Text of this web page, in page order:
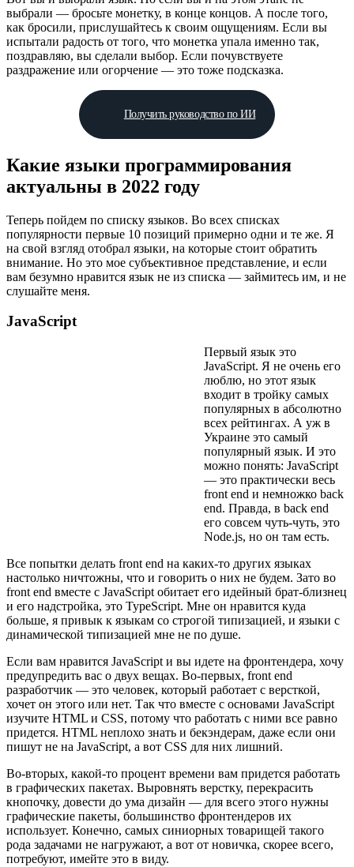
выбрали — бросьте монетку, в конце концов. А после того,
как бросили, прислушайтесь к своим ощущениям. Если вы
испытали радость от того, что монетка упала именно так,
поздравляю, вы сделали выбор. Если почувствуете
раздражение или огорчение — это тоже подсказка.
Получить руководство по ИИ
Какие языки программирования
актуальны в 2022 году
Теперь пойдем по списку языков. Во всех списках
популярности первые 10 позиций примерно одни и те же. Я
на свой взгляд отобрал языки, на которые стоит обратить
внимание. Но это мое субъективное представление, и если
вам безумно нравится язык не из списка — займитесь им, и не
слушайте меня.
JavaScript
Первый язык это
JavaScript. Я не очень его
люблю, но этот язык
входит в тройку самых
популярных в абсолютно
всех рейтингах. А уж в
Украине это самый
популярный язык. И это
можно понять: JavaScript
— это практически весь
front end и немножко back
end. Правда, в back end
его совсем чуть-чуть, это
Node.js, но он там есть.
Все попытки делать front end на каких-то других языках
настолько ничтожны, что и говорить о них не будем. Зато во
front end вместе с JavaScript обитает его идейный брат-близнец
и его надстройка, это TypeScript. Мне он нравится куда
больше, я привык к языкам со строгой типизацией, и языки с
динамической типизацией мне не по душе.
Если вам нравится JavaScript и вы идете на фронтендера, хочу
предупредить вас о двух вещах. Во-первых, front end
разработчик — это человек, который работает с версткой,
хочет он этого или нет. Так что вместе с основами JavaScript
изучите HTML и CSS, потому что работать с ними все равно
придется. HTML неплохо знать и бекэндерам, даже если они
пишут не на JavaScript, а вот CSS для них лишний.
Во-вторых, какой-то процент времени вам придется работать
в графических пакетах. Выровнять верстку, перекрасить
кнопочку, довести до ума дизайн — для всего этого нужны
графические пакеты, большинство фронтендеров их
использует. Конечно, самых синиорных товарищей такого
рода задачами не нагружают, а вот от новичка, скорее всего,
потребуют, имейте это в виду.